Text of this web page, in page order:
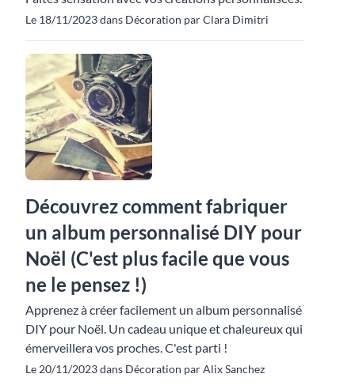
Le 18/11/2023 dans Décoration par Clara Dimitri
Découvrez comment fabriquer
un album personnalisé DIY pour
Noël (C'est plus facile que vous
ne le pensez !)
Apprenez à créer facilement un album personnalisé
DIY pour Noël. Un cadeau unique et chaleureux qui
émerveillera vos proches. C'est parti !
Le 20/11/2023 dans Décoration par Alix Sanchez